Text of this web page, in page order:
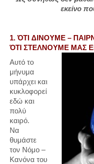
εκείνο
1. ΌΤΙ ΔΙΝΟΥΜΕ –
ΌΤΙ ΣΤΕΛΝΟΥΜΕ ΜΑΣ
Αυτό το
μήνυμα
υπάρχει και
κυκλοφορεί
εδώ και
πολύ
καιρό.
Να
θυμάστε
τον Νόμο –
Κανόνα του